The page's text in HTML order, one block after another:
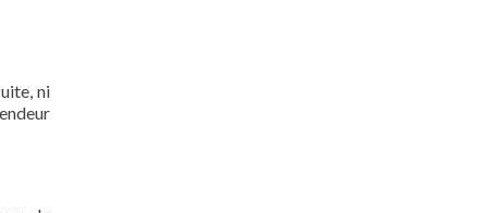
ni